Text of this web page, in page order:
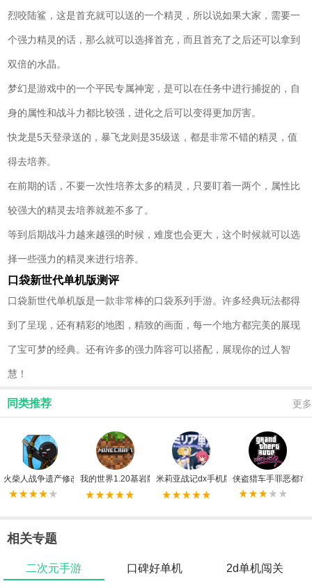
烈咬陆鲨，这是首充就可以送的一个精灵，所以说如果大家，需要一
个强力精灵的话，那么就可以选择首充，而且首充了之后还可以拿到
双倍的水晶。
梦幻是游戏中的一个平民专属神宠，是可以在任务中进行捕捉的，自
身的属性和战斗力都比较强，进化之后可以变得更加厉害。
快龙是5天登录送的，暴飞龙则是35级送，都是非常不错的精灵，值
得去培养。
在前期的话，不要一次性培养太多的精灵，只要盯着一两个，属性比
较强大的精灵去培养就差不多了。
等到后期战斗力越来越强的时候，难度也会更大，这个时候就可以选
择一些强力的精灵来进行培养。
口袋新世代单机版测评
口袋新世代单机版是一款非常棒的口袋系列手游。许多经典玩法都得
到了呈现，还有精彩的地图，精致的画面，每一个地方都完美的展现
了宝可梦的经典。还有许多的强力阵容可以搭配，展现你的过人智
慧！
同类推荐 更多
火柴人战争遗产修改器FF版我的世界1.20基岩版手机版米莉亚战记dx手机版 侠盗猎车手罪恶都市
相关专题
二次元手游 口碑好单机 2d单机闯关